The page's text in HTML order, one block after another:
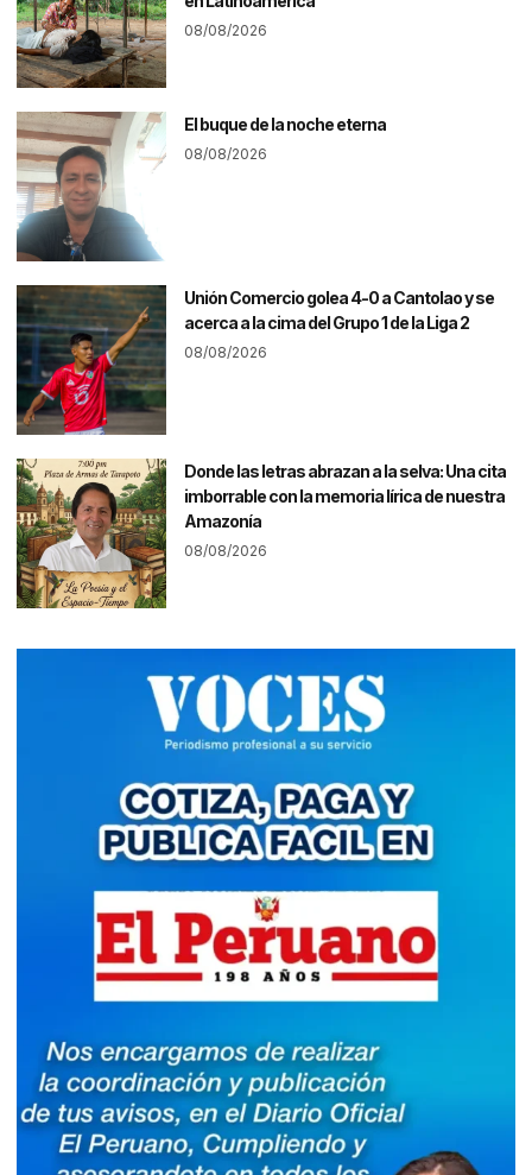
08/08/2026
El buque de la noche eterna
08/08/2026
Unión Comercio golea 4-0 a Cantolao y se
acerca a la cima del Grupo 1 de la Liga 2
08/08/2026
Donde las letras abrazan a la selva: Una cita
imborrable con la memoria lírica de nuestra
Amazonía
08/08/2026